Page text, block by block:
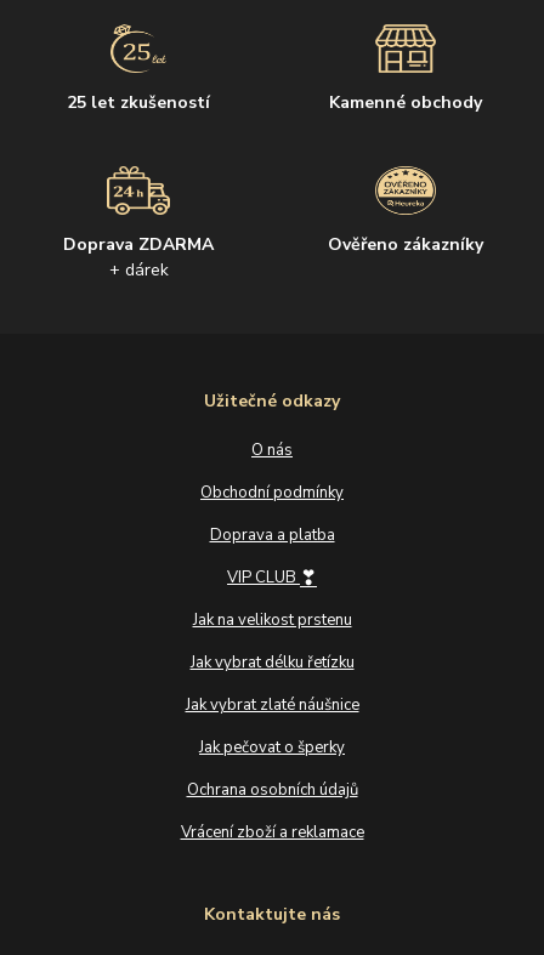
25 let zkušeností Kamenné obchody
Doprava ZDARMA
+ dárek
Ověřeno zákazníky
Užitečné odkazy
O nás
Obchodní podmínky
Doprava a platba
VIP CLUB ❣
Jak na velikost prstenu
Jak vybrat délku řetízku
Jak vybrat zlaté náušnice
Jak pečovat o šperky
Ochrana osobních údajů
Vrácení zboží a reklamace
Kontaktujte nás